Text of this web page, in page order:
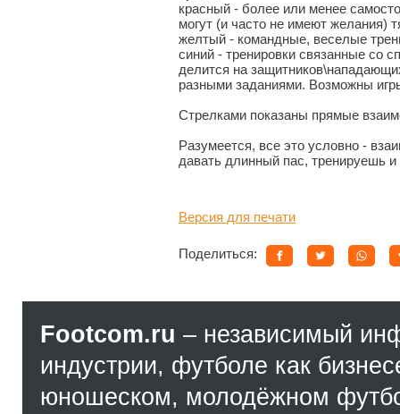
красный - более или менее
могут (и часто не имеют желания)
желтый - командные, веселые
синий - тренировки связанные со
делится на
разными заданиями. Возможны
Стрелками показаны прямые
Разумеется, все это условно -
давать длинный пас, тренируешь и
Версия для печати
Поделиться:
Footcom.ru – независимый
индустрии, футболе как
юношеском, молодёжном